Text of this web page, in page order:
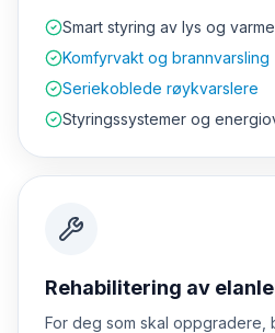
Smart styring av lys og varme
Komfyrvakt og brannvarsling
Seriekoblede røykvarslere
Styringssystemer og
Rehabilitering av
For deg som skal oppgradere,